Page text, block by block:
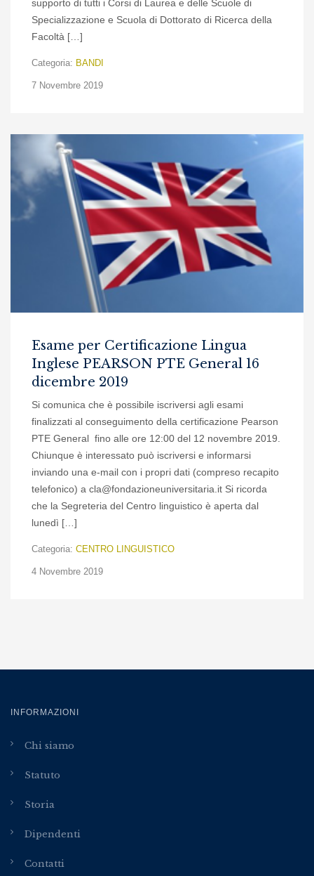
supporto di tutti i Corsi di Laurea e delle Scuole di
Specializzazione e Scuola di Dottorato di Ricerca della
Facoltà […]
Categoria: BANDI
7 Novembre 2019
Esame per Certificazione Lingua
Inglese PEARSON PTE General 16
dicembre 2019
Si comunica che è possibile iscriversi agli esami
finalizzati al conseguimento della certificazione Pearson
PTE General fino alle ore 12:00 del 12 novembre 2019.
Chiunque è interessato può iscriversi e informarsi
inviando una e-mail con i propri dati (compreso recapito
telefonico) a cla@fondazioneuniversitaria.it Si ricorda
che la Segreteria del Centro linguistico è aperta dal
lunedì […]
Categoria: CENTRO LINGUISTICO
4 Novembre 2019
INFORMAZIONI
Chi siamo
Statuto
Storia
Dipendenti
Contatti